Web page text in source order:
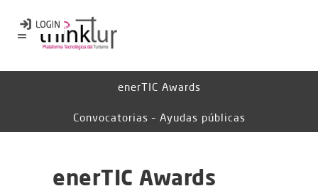
enerTIC Awards
Convocatorias – Ayudas públicas
enerTIC Awards